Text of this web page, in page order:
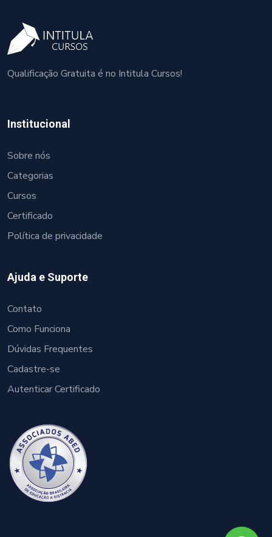
Qualificação Gratuita é no Intitula Cursos!
Institucional
Sobre nós
Categorias
Cursos
Certificado
Política de privacidade
Ajuda e Suporte
Contato
Como Funciona
Dúvidas Frequentes
Cadastre-se
Autenticar Certificado